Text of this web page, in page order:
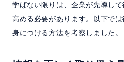
学ばない限りは、企業が先導し
高める必要があります。以下で
身につける方法を考察しました。